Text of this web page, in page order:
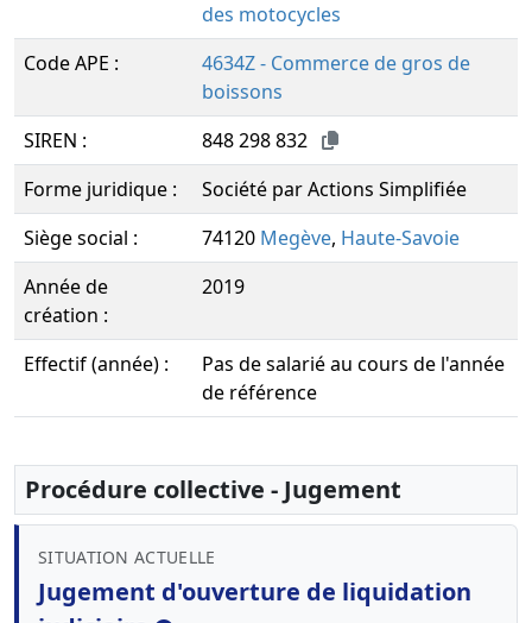
des motocycles
Code APE :
4634Z - Commerce de gros de
boissons
SIREN :
848 298 832
Forme juridique :
Société par Actions Simplifiée
Siège social :
74120 Megève, Haute-Savoie
Année de
création :
2019
Effectif (année) :
Pas de salarié au cours de l'année
de référence
Procédure collective - Jugement
SITUATION ACTUELLE
Jugement d'ouverture de liquidation